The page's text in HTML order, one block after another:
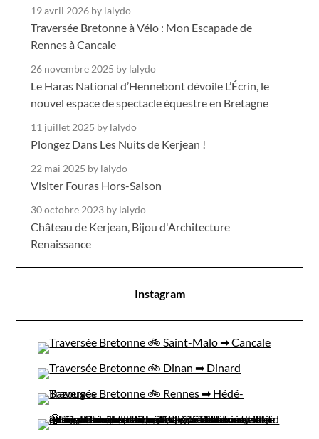
19 avril 2026 by lalydo
Traversée Bretonne à Vélo : Mon Escapade de
Rennes à Cancale
26 novembre 2025 by lalydo
Le Haras National d’Hennebont dévoile L’Écrin, le
nouvel espace de spectacle équestre en Bretagne
11 juillet 2025 by lalydo
Plongez Dans Les Nuits de Kerjean !
22 mai 2025 by lalydo
Visiter Fouras Hors-Saison
30 octobre 2023 by lalydo
Château de Kerjean, Bijou d'Architecture
Renaissance
Instagram